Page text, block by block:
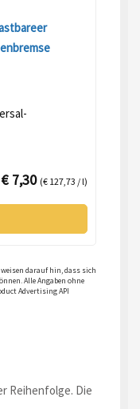
7,30 (€ 127,73 / l)
darauf hin, dass sich
Alle Angaben ohne
Advertising API
Reihenfolge. Die